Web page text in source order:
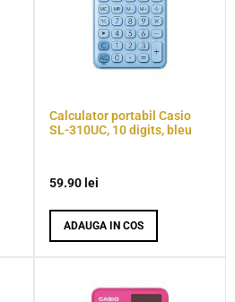
Calculator portabil Casio
SL-310UC, 10 digits, bleu
59.90 lei
ADAUGA IN COS